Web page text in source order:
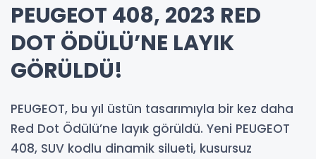
PEUGEOT 408, 2023 RED
DOT ÖDÜLÜ’NE LAYIK
GÖRÜLDÜ!
PEUGEOT, bu yıl üstün tasarımıyla bir kez daha
Red Dot Ödülü’ne layık görüldü. Yeni PEUGEOT
408, SUV kodlu dinamik silueti, kusursuz